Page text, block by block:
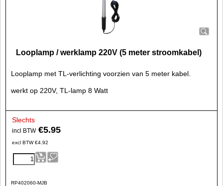
Looplamp / werklamp 220V (5 meter stroomkabel)
Looplamp met TL-verlichting voorzien van 5 meter kabel.
werkt op 220V, TL-lamp 8 Watt
Slechts
incl BTW €5.95
excl BTW €4.92
RP402060-MJB